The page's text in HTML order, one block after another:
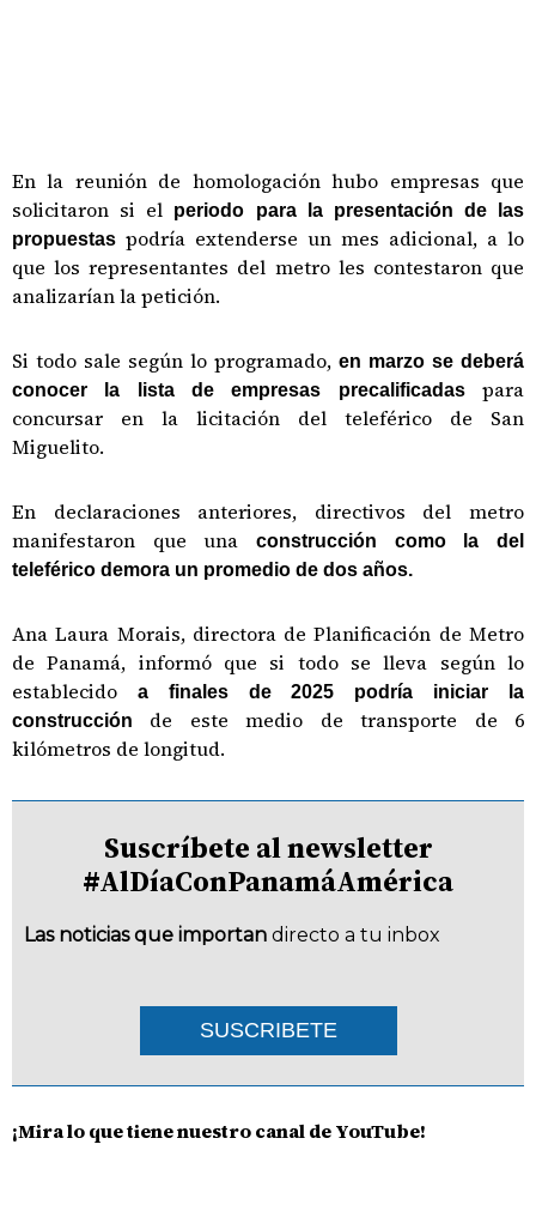
En la reunión de homologación hubo empresas que
solicitaron si el periodo para la presentación de las
propuestas podría extenderse un mes adicional, a lo
que los representantes del metro les contestaron que
analizarían la petición.
Si todo sale según lo programado, en marzo se deberá
conocer la lista de empresas precalificadas para
concursar en la licitación del teleférico de San
Miguelito.
En declaraciones anteriores, directivos del metro
manifestaron que una construcción como la del
teleférico demora un promedio de dos años.
Ana Laura Morais, directora de Planificación de Metro
de Panamá, informó que si todo se lleva según lo
establecido a finales de 2025 podría iniciar la
construcción de este medio de transporte de 6
kilómetros de longitud.
Suscríbete al newsletter
#AlDíaConPanamáAmérica
Las noticias que importan directo a tu inbox
SUSCRIBETE
¡Mira lo que tiene nuestro canal de YouTube!